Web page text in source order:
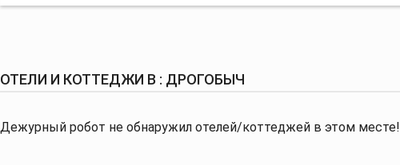
ОТЕЛИ И КОТТЕДЖИ В : ДРОГОБЫЧ
Дежурный робот не обнаружил отелей/коттеджей в этом месте!